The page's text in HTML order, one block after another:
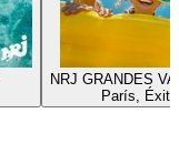
NRJ GRANDES
París,